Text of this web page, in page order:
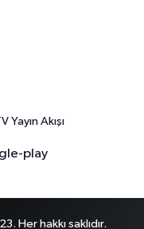
Yayın Akışı
Her hakkı saklıdır.